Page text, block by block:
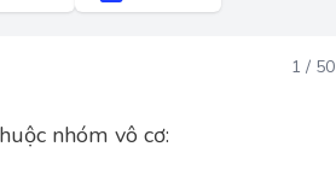
1 / 50
nhóm vô cơ: